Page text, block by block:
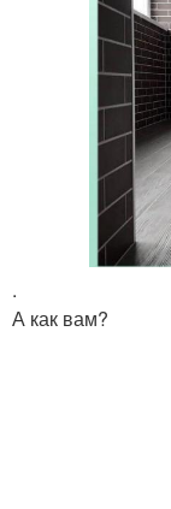
.
А как вам?